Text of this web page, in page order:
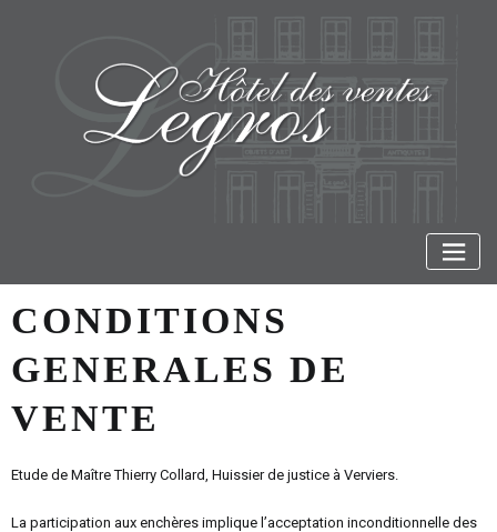
CONDITIONS
GENERALES DE
VENTE
Etude de Maître Thierry Collard, Huissier de justice à Verviers.
La participation aux enchères implique l’acceptation inconditionnelle des